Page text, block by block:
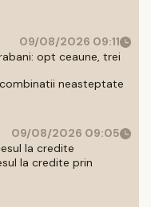
09/08/2026 09:11
opt ceaune, trei
neasteptate
09/08/2026 09:05
la credite
la credite prin